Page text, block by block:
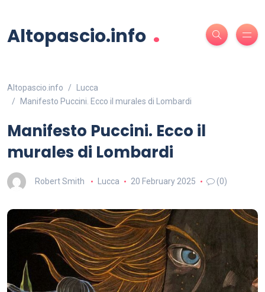
Altopascio.info .
Altopascio.info
Lucca
Manifesto Puccini. Ecco il murales di Lombardi
Manifesto Puccini. Ecco il
murales di Lombardi
Robert Smith Lucca 20 February 2025 (0)